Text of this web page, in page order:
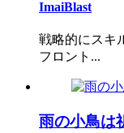
ImaiBlast
戦略的にスキ
フロント...
雨の小鳥は